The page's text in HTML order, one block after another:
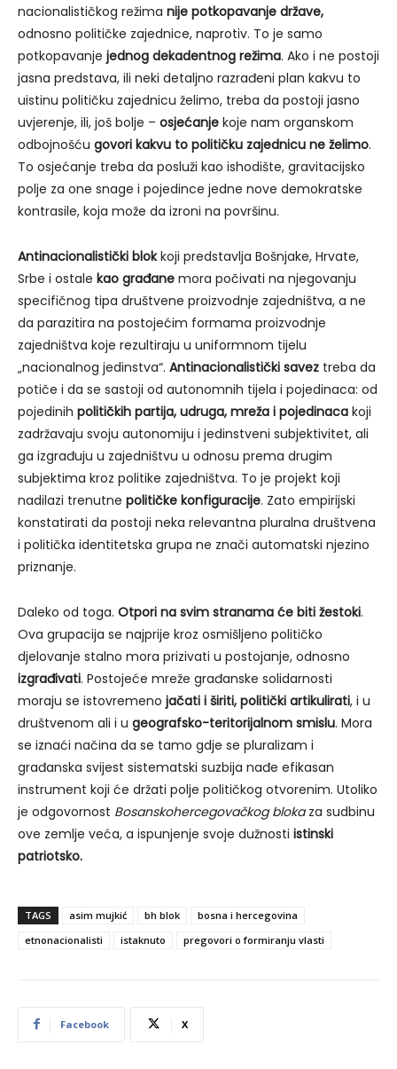
nacionalističkog režima nije potkopavanje države,
odnosno političke zajednice, naprotiv. To je samo
potkopavanje jednog dekadentnog režima. Ako i ne postoji
jasna predstava, ili neki detaljno razrađeni plan kakvu to
uistinu političku zajednicu želimo, treba da postoji jasno
uvjerenje, ili, još bolje – osjećanje koje nam organskom
odbojnošću govori kakvu to političku zajednicu ne želimo.
To osjećanje treba da posluži kao ishodište, gravitacijsko
polje za one snage i pojedince jedne nove demokratske
kontrasile, koja može da izroni na površinu.
Antinacionalistički blokkoji predstavlja Bošnjake, Hrvate,
Srbe i ostale kao građane mora počivati na njegovanju
specifičnog tipa društvene proizvodnje zajedništva, a ne
da parazitira na postojećim formama proizvodnje
zajedništva koje rezultiraju u uniformnom tijelu
„nacionalnog jedinstva“. Antinacionalistički savez treba da
potiče i da se sastoji od autonomnih tijela i pojedinaca: od
pojedinih političkih partija, udruga, mreža i pojedinaca koji
zadržavaju svoju autonomiju i jedinstveni subjektivitet, ali
ga izgrađuju u zajedništvu u odnosu prema drugim
subjektima kroz politike zajedništva. To je projekt koji
nadilazi trenutne političke konfiguracije. Zato empirijski
konstatirati da postoji neka relevantna pluralna društvena
i politička identitetska grupa ne znači automatski njezino
priznanje.
Daleko od toga. Otpori na svim stranama će biti žestoki.
Ova grupacija se najprije kroz osmišljeno političko
djelovanje stalno mora prizivati u postojanje, odnosno
izgrađivati. Postojeće mreže građanske solidarnosti
moraju se istovremeno jačati i širiti, politički artikulirati, i u
društvenom ali i u geografsko-teritorijalnom smislu. Mora
se iznaći načina da se tamo gdje se pluralizam i
građanska svijest sistematski suzbija nađe efikasan
instrument koji će držati polje političkog otvorenim. Utoliko
je odgovornost Bosanskohercegovačkog blokaza sudbinu
ove zemlje veća, a ispunjenje svoje dužnosti istinski
patriotsko.
TAGS asim mujkić bh blok
bosna i hercegovina
etnonacionalisti
istaknuto pregovori o formiranju vlasti
Facebook X